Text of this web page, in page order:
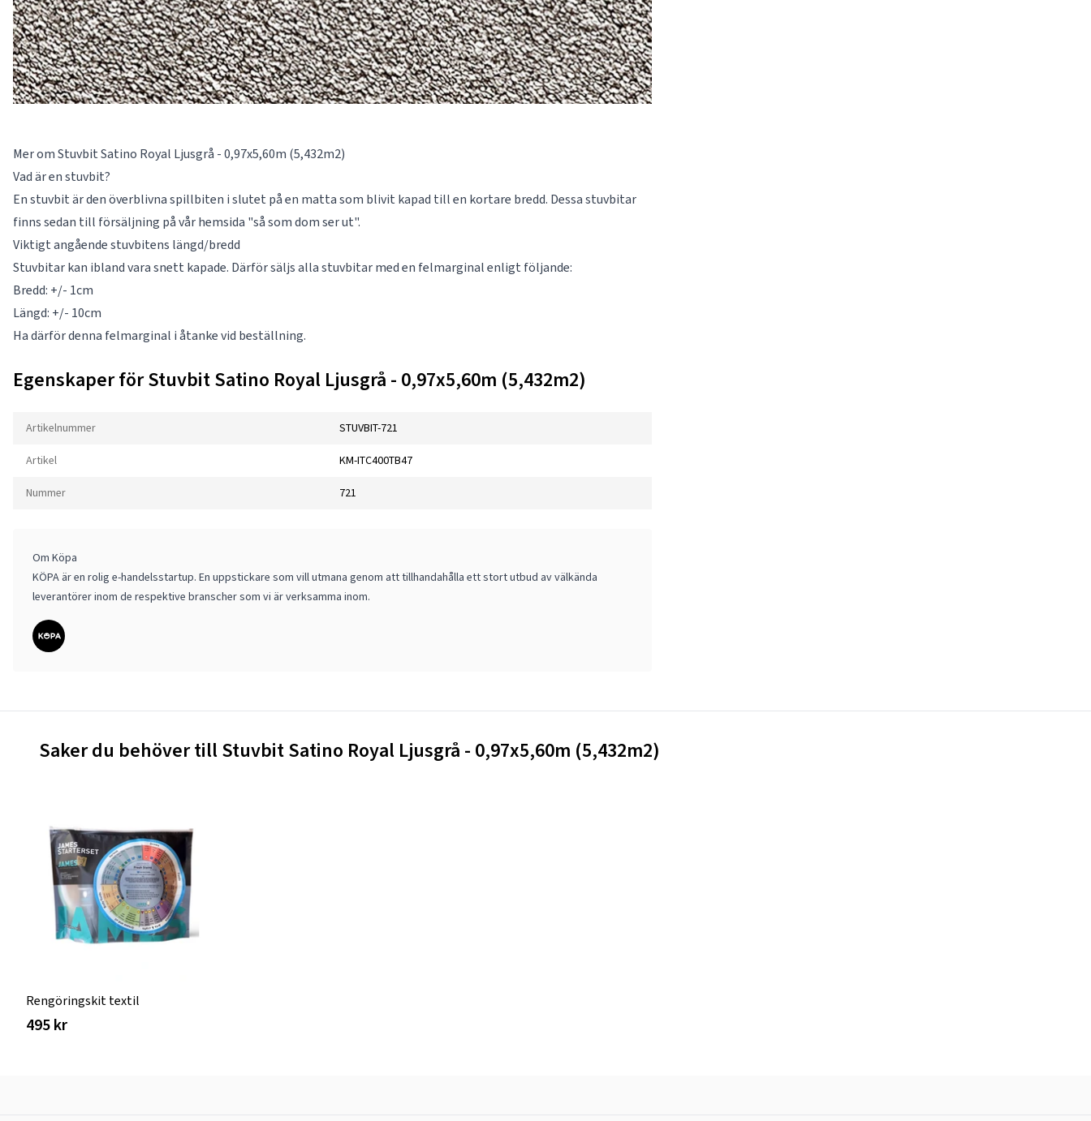
Mer om Stuvbit Satino Royal Ljusgrå - 0,97x5,60m (5,432m2)
Vad är en stuvbit?
En stuvbit är den överblivna spillbiten i slutet på en matta som blivit kapad till en kortare bredd. Dessa stuvbitar
finns sedan till försäljning på vår hemsida "så som dom ser ut".
Viktigt angående stuvbitens längd/bredd
Stuvbitar kan ibland vara snett kapade. Därför säljs alla stuvbitar med en felmarginal enligt följande:
Bredd: +/- 1cm
Längd: +/- 10cm
Ha därför denna felmarginal i åtanke vid beställning.
Egenskaper för Stuvbit Satino Royal Ljusgrå - 0,97x5,60m (5,432m2)
Artikelnummer STUVBIT-721
Artikel KM-ITC400TB47
Nummer 721
Om Köpa
KÖPA är en rolig e-handelsstartup. En uppstickare som vill utmana genom att tillhandahålla ett stort utbud av välkända
leverantörer inom de respektive branscher som vi är verksamma inom.
Saker du behöver till Stuvbit Satino Royal Ljusgrå - 0,97x5,60m (5,432m2)
Rengöringskit textil
495 kr